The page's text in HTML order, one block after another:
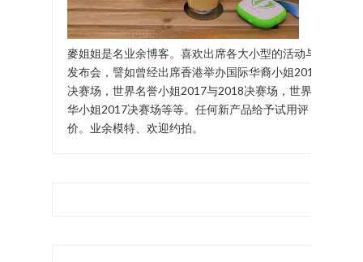
麥姐姐是名业余博客。喜欢出席各大小型的活动与
发布会，譬如曾经出席香港举办国际华裔小姐2017
决赛场，世界名誉小姐2017与2018决赛场，世界中
华小姐2017决赛场等等。任何新产品给予试用评
价。业余模特、欢迎约拍。